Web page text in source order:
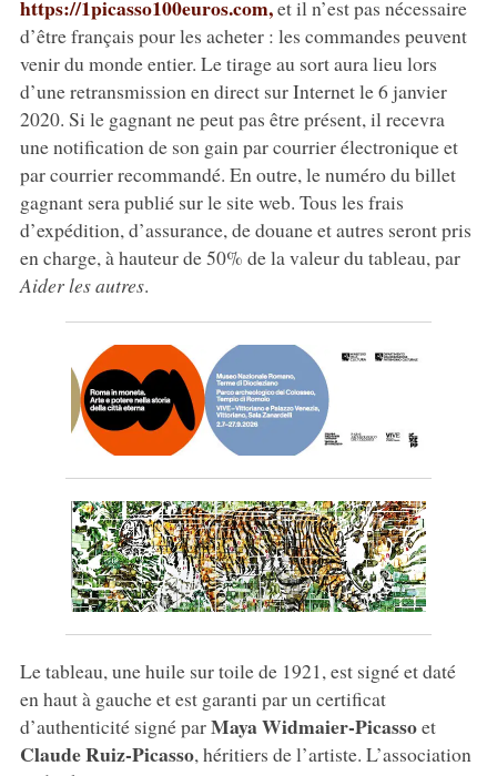
https://1picasso100euros.com,et il n’est pas nécessaire
d’être français pour les acheter : les commandes peuvent
venir du monde entier. Le tirage au sort aura lieu lors
d’une retransmission en direct sur Internet le 6 janvier
2020. Si le gagnant ne peut pas être présent, il recevra
une notification de son gain par courrier électronique et
par courrier recommandé. En outre, le numéro du billet
gagnant sera publié sur le site web. Tous les frais
d’expédition, d’assurance, de douane et autres seront pris
en charge, à hauteur de 50% de la valeur du tableau, par
Aider les autres.
Le tableau, une huile sur toile de 1921, est signé et daté
en haut à gauche et est garanti par un certificat
d’authenticité signé parMaya Widmaier-Picassoet
Claude Ruiz-Picasso, héritiers de l’artiste. L’association